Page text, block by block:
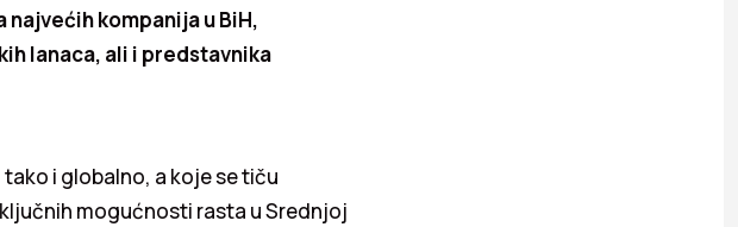
kompanija u BiH,
lanaca, ali i predstavnika
i globalno, a koje se tiču
mogućnosti rasta u Srednjoj